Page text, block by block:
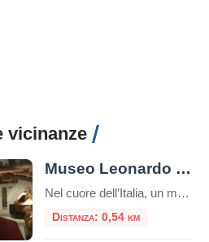
vicinanze
Museo Leonardo Da Vinci Experience
Nel cuore dell’Italia, un museo straordinario invita i visitatori a intraprendere un viaggio affascinante attraverso la mente di uno dei più grandi geni della storia: Leonardo da Vinci. Il Museo Leonardo Da Vinci Experience non è semplicemente un museo tradizionale, ma un’esperienza interattiva che permette di toccare con mano l’eredità del maestro del Rinascimento. Un […]
Distanza: 0,54 km